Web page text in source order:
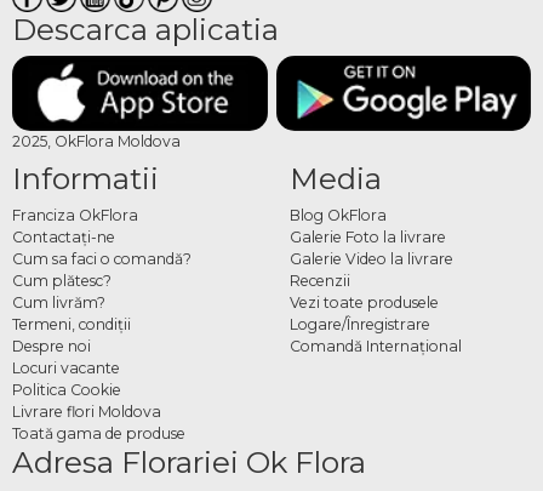
Descarca aplicatia
2025, OkFlora Moldova
Informatii
Franciza OkFlora
Contactaţi-ne
Cum sa faci o comandă?
Cum plătesc?
Cum livrăm?
Termeni, condiţii
Despre noi
Locuri vacante
Politica Cookie
Livrare flori Moldova
Toată gama de produse
Media
Blog OkFlora
Galerie Foto la livrare
Galerie Video la livrare
Recenzii
Vezi toate produsele
Logare/Înregistrare
Comandă Internațional
Adresa Florariei Ok Flora